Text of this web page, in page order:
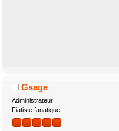
Gsage
Administrateur
Fiatiste fanatique